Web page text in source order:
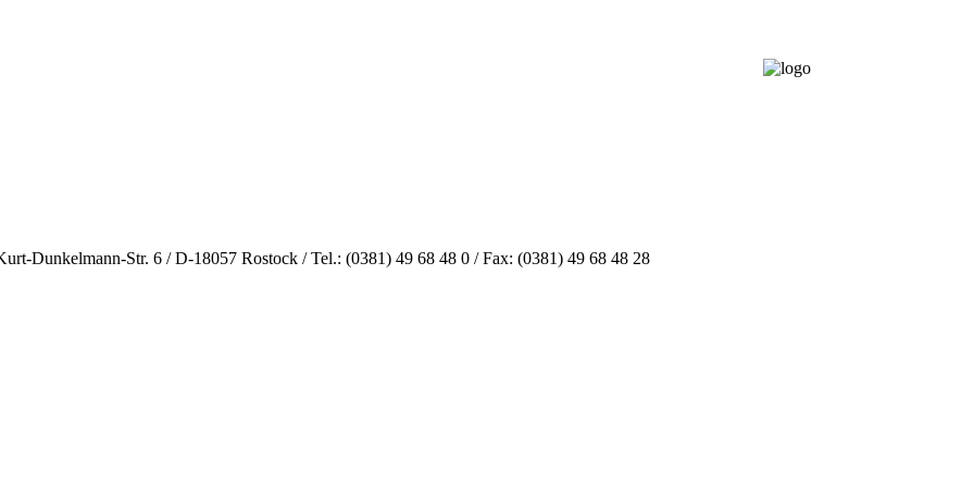
Dunkelmann-Str. 6 / D-18057 Rostock / Tel.: (0381) 49 68 48 0 / Fax: (0381) 49 68 48 28